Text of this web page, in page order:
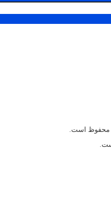
محفوظ است.